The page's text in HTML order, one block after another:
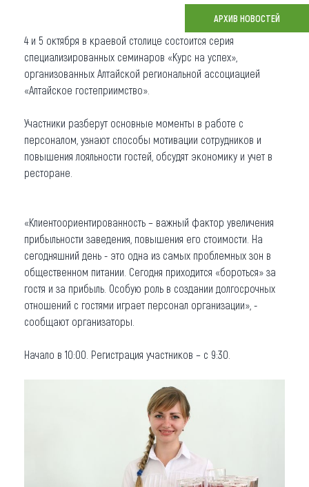
О регионе
Коллекция впечатлений
Другие рубрики
АРХИВ НОВОСТЕЙ
4 и 5 октября в краевой столице состоится серия
специализированных семинаров «Курс на успех»,
организованных Алтайской региональной ассоциацией
«Алтайское гостеприимство».
Участники разберут основные моменты в работе с
персоналом, узнают способы мотивации сотрудников и
повышения лояльности гостей, обсудят экономику и учет в
ресторане.
«Клиентоориентированность – важный фактор увеличения
прибыльности заведения, повышения его стоимости. На
сегодняшний день - это одна из самых проблемных зон в
общественном питании. Сегодня приходится «бороться» за
гостя и за прибыль. Особую роль в создании долгосрочных
отношений с гостями играет персонал организации», -
сообщают организаторы.
Начало в 10:00. Регистрация участников – с 9:30.